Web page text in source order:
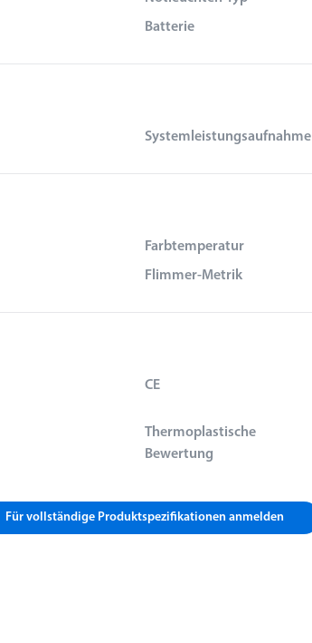
Batterie
Systemleistungsaufnahme
Farbtemperatur
Flimmer-Metrik
CE
Thermoplastische
Bewertung
Für vollständige Produktspezifikationen anmelden